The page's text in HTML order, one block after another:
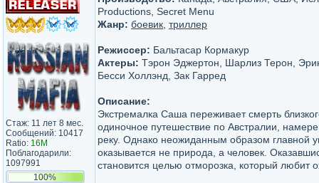
Стаж: 11 лет 8 мес.
Сообщений: 10417
Ratio: 16M
Поблагодарили:
1097991
100%
Productions, Secret Menu
Жанр: боевик триллер
Режиссер: Бальтасар Кормакур
Актеры: Тэрон Эджертон, Шарлиз Терон,
Бесси Холлэнд, Зак Гарред
Описание:
Экстремалка Саша переживает смерть
одиночное путешествие по Австралии,
реку. Однако неожиданным образом главной
оказывается не природа, а человек.
становится целью отморозка, который любит